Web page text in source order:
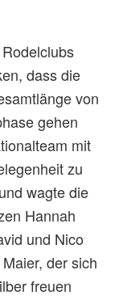
dass die
von
gehen
mit
zu
wagte die
Hannah
und Nico
der sich
freuen